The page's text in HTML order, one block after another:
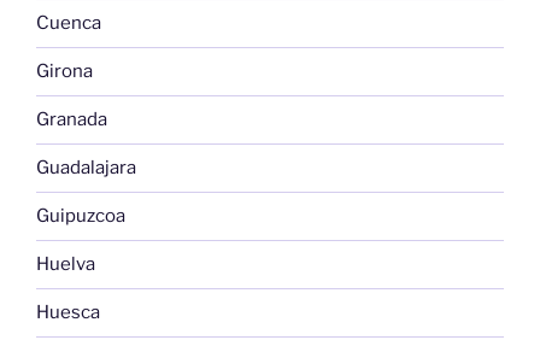
Cuenca
Girona
Granada
Guadalajara
Guipuzcoa
Huelva
Huesca